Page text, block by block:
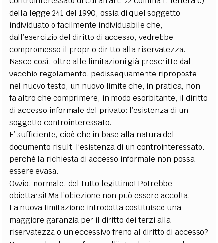
della legge 241 del 1990, ossia di quel soggetto
individuato o facilmente individuabile che,
dall’esercizio del diritto di accesso, vedrebbe
compromesso il proprio diritto alla riservatezza.
Nasce così, oltre alle limitazioni già prescritte dal
vecchio regolamento, pedissequamente riproposte
nel nuovo testo, un nuovo limite che, in pratica, non
fa altro che comprimere, in modo esorbitante, il diritto
di accesso informale del privato: l’esistenza di un
soggetto controinteressato.
E’ sufficiente, cioè che in base alla natura del
documento risulti l’esistenza di un controinteressato,
perché la richiesta di accesso informale non possa
essere evasa.
Ovvio, normale, del tutto legittimo! Potrebbe
obiettarsi! Ma l’obiezione non può essere accolta.
La nuova limitazione introdotta costituisce una
maggiore garanzia per il diritto dei terzi alla
riservatezza o un eccessivo freno al diritto di accesso?